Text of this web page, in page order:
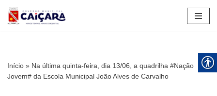
Pular
Início » Na última quinta-feira, dia 13/06, a quadrilha #Nação
Jovem# da Escola Municipal João Alves de Carvalho